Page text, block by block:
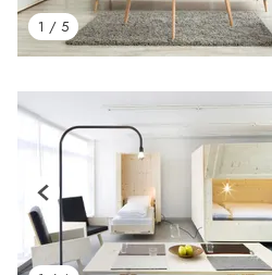
1 / 5
Previous